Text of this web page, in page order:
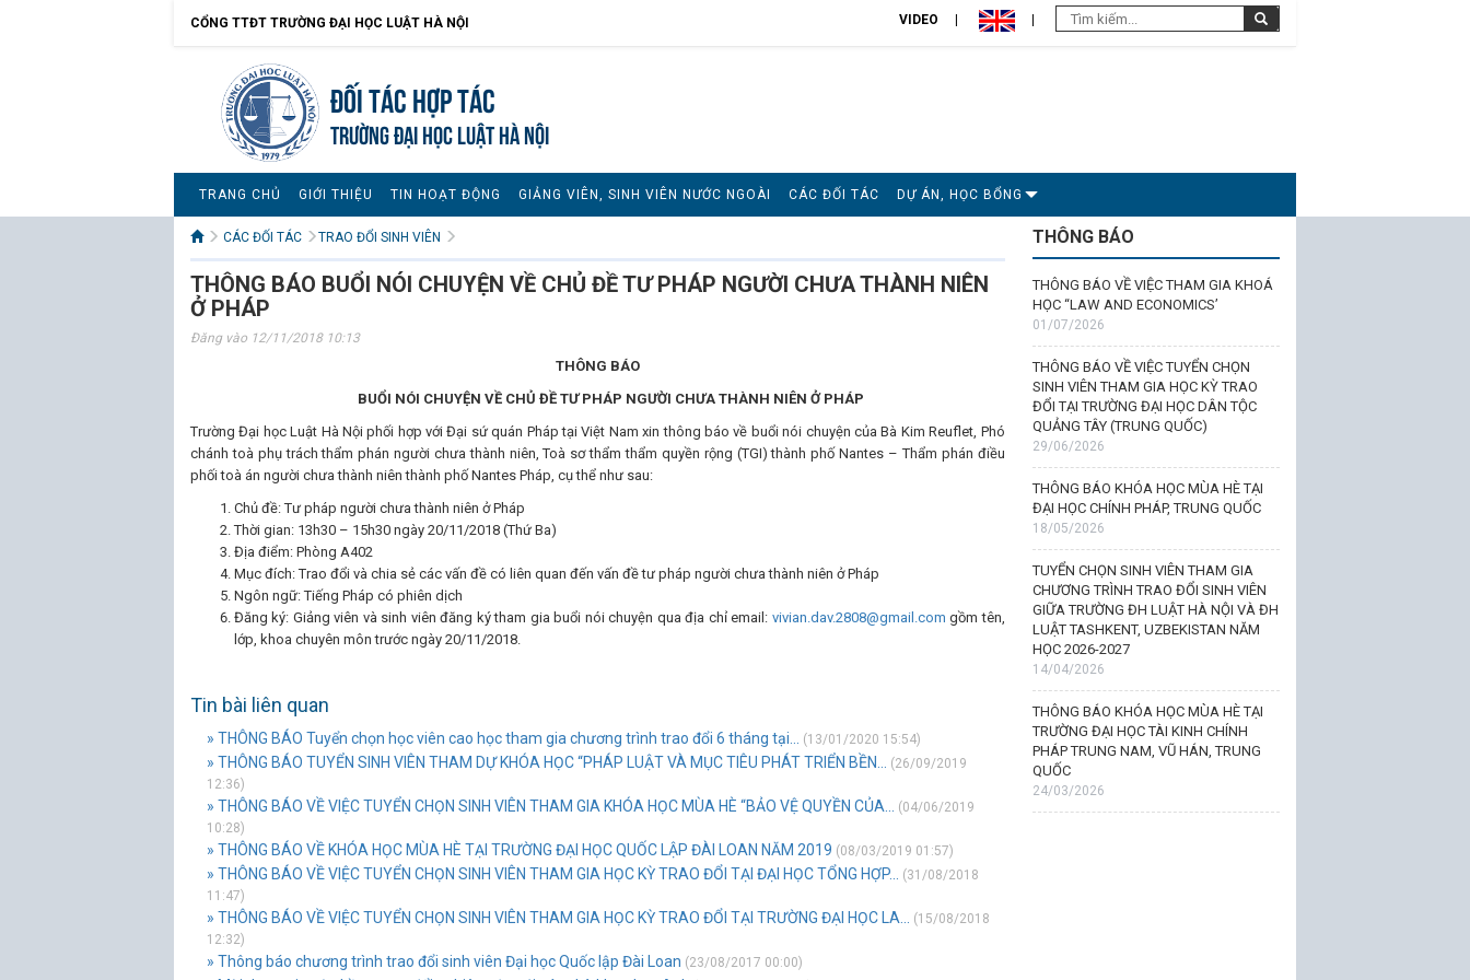
CỔNG TTĐT TRƯỜNG ĐẠI HỌC LUẬT HÀ NỘI VIDEO
Đối tác hợp tác
TRƯỜNG ĐẠI HỌC LUẬT HÀ NỘI
TRANG CHỦ GIỚI THIỆU TIN HOẠT ĐỘNG GIẢNG VIÊN, SINH VIÊN NƯỚC NGOÀI CÁC ĐỐI TÁC DỰ ÁN, HỌC BỔNG
CÁC ĐỐI TÁC TRAO ĐỔI SINH VIÊN
THÔNG BÁO BUỔI NÓI CHUYỆN VỀ CHỦ ĐỀ TƯ PHÁP NGƯỜI CHƯA THÀNH NIÊN
Ở PHÁP
Đăng vào 12/11/2018 10:13
THÔNG BÁO
BUỔI NÓI CHUYỆN VỀ CHỦ ĐỀ TƯ PHÁP NGƯỜI CHƯA THÀNH NIÊN Ở PHÁP
Trường Đại học Luật Hà Nội phối hợp với Đại sứ quán Pháp tại Việt Nam xin thông báo về buổi nói chuyện của Bà Kim Reuflet, Phó
chánh toà phụ trách thẩm phán người chưa thành niên, Toà sơ thẩm thẩm quyền rộng (TGI) thành phố Nantes – Thẩm phán điều
phối toà án người chưa thành niên thành phố Nantes Pháp, cụ thể như sau:
Chủ đề: Tư pháp người chưa thành niên ở Pháp
Thời gian: 13h30 – 15h30 ngày 20/11/2018 (Thứ Ba)
Địa điểm: Phòng A402
Mục đích: Trao đổi và chia sẻ các vấn đề có liên quan đến vấn đề tư pháp người chưa thành niên ở Pháp
Ngôn ngữ: Tiếng Pháp có phiên dịch
Đăng ký: Giảng viên và sinh viên đăng ký tham gia buổi nói chuyện qua địa chỉ email: vivian.dav.2808@gmail.com gồm tên,
lớp, khoa chuyên môn trước ngày 20/11/2018.
Tin bài liên quan
» THÔNG BÁO Tuyển chọn học viên cao học tham gia chương trình trao đổi 6 tháng tại... (13/01/2020 15:54)
» THÔNG BÁO TUYỂN SINH VIÊN THAM DỰ KHÓA HỌC “PHÁP LUẬT VÀ MỤC TIÊU PHÁT TRIỂN BỀN...
(26/09/2019
12:36)
» THÔNG BÁO VỀ VIỆC TUYỂN CHỌN SINH VIÊN THAM GIA KHÓA HỌC MÙA HÈ “BẢO VỆ QUYỀN CỦA...
(04/06/2019
10:28)
» THÔNG BÁO VỀ KHÓA HỌC MÙA HÈ TẠI TRƯỜNG ĐẠI HỌC QUỐC LẬP ĐÀI LOAN NĂM 2019 (08/03/2019 01:57)
» THÔNG BÁO VỀ VIỆC TUYỂN CHỌN SINH VIÊN THAM GIA HỌC KỲ TRAO ĐỔI TẠI ĐẠI HỌC TỔNG HỢP...
(31/08/2018
11:47)
» THÔNG BÁO VỀ VIỆC TUYỂN CHỌN SINH VIÊN THAM GIA HỌC KỲ TRAO ĐỔI TẠI TRƯỜNG ĐẠI HỌC LA...
(15/08/2018
12:32)
» Thông báo chương trình trao đổi sinh viên Đại học Quốc lập Đài Loan (23/08/2017 00:00)
THÔNG BÁO
THÔNG BÁO VỀ VIỆC THAM GIA KHOÁ
HỌC “LAW AND ECONOMICS’
01/07/2026
THÔNG BÁO VỀ VIỆC TUYỂN CHỌN
SINH VIÊN THAM GIA HỌC KỲ TRAO
ĐỔI TẠI TRƯỜNG ĐẠI HỌC DÂN TỘC
QUẢNG TÂY (TRUNG QUỐC)
29/06/2026
THÔNG BÁO KHÓA HỌC MÙA HÈ TẠI
ĐẠI HỌC CHÍNH PHÁP, TRUNG QUỐC
18/05/2026
TUYỂN CHỌN SINH VIÊN THAM GIA
CHƯƠNG TRÌNH TRAO ĐỔI SINH VIÊN
GIỮA TRƯỜNG ĐH LUẬT HÀ NỘI VÀ ĐH
LUẬT TASHKENT, UZBEKISTAN NĂM
HỌC 2026-2027
14/04/2026
THÔNG BÁO KHÓA HỌC MÙA HÈ TẠI
TRƯỜNG ĐẠI HỌC TÀI KINH CHÍNH
PHÁP TRUNG NAM, VŨ HÁN, TRUNG
QUỐC
24/03/2026